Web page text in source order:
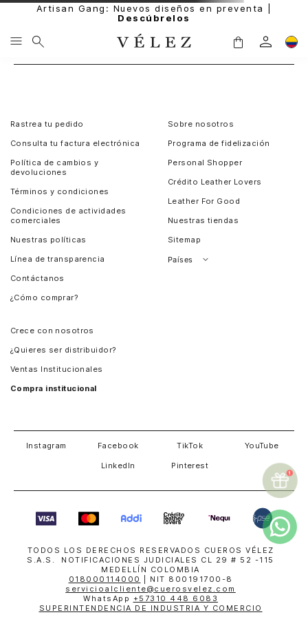
Artisan Gang: Nuevos diseños en preventa |
Descúbrelos
Rastrea tu pedido
Consulta tu factura electrónica
Política de cambios y
devoluciones
Términos y condiciones
Condiciones de actividades
comerciales
Nuestras políticas
Línea de transparencia
Contáctanos
¿Cómo comprar?
Sobre nosotros
Programa de fidelización
Personal Shopper
Crédito Leather Lovers
Leather For Good
Nuestras tiendas
Sitemap
Países
Crece con nosotros
¿Quieres ser distribuidor?
Ventas Institucionales
Compra institucional
Instagram Facebook TikTok YouTube
LinkedIn Pinterest
TODOS LOS DERECHOS RESERVADOS CUEROS VÉLEZ
S.A.S. NOTIFICACIONES JUDICIALES CL 29 # 52 -115
MEDELLÍN COLOMBIA
018000114000
| NIT 800191700-8
servicioalcliente@cuerosvelez.com
WhatsApp +57310 448 6083
SUPERINTENDENCIA DE INDUSTRIA Y COMERCIO